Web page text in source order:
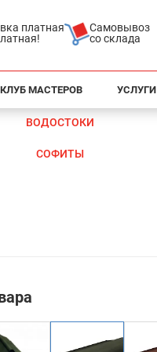
платная
Самовывоз
со склада
КЛУБ МАСТЕРОВ УСЛУГИ
ВОДОСТОКИ
СОФИТЫ